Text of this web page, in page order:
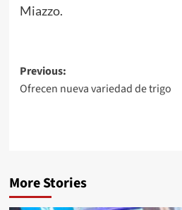
Miazzo.
Post
navigation
Previous:
Ofrecen nueva variedad de trigo
More Stories